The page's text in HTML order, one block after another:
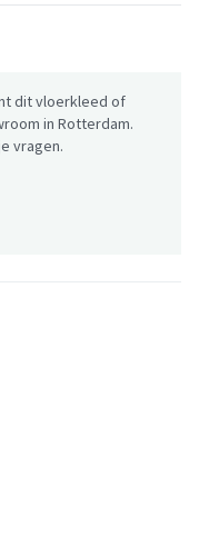
dit vloerkleed of
in Rotterdam.
vragen.